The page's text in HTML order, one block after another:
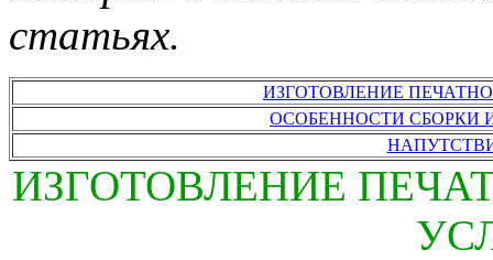
статьях.
ИЗГОТОВЛЕНИЕ
ОСОБЕННОСТИ СБОРКИ
ИЗГОТОВЛЕНИЕ